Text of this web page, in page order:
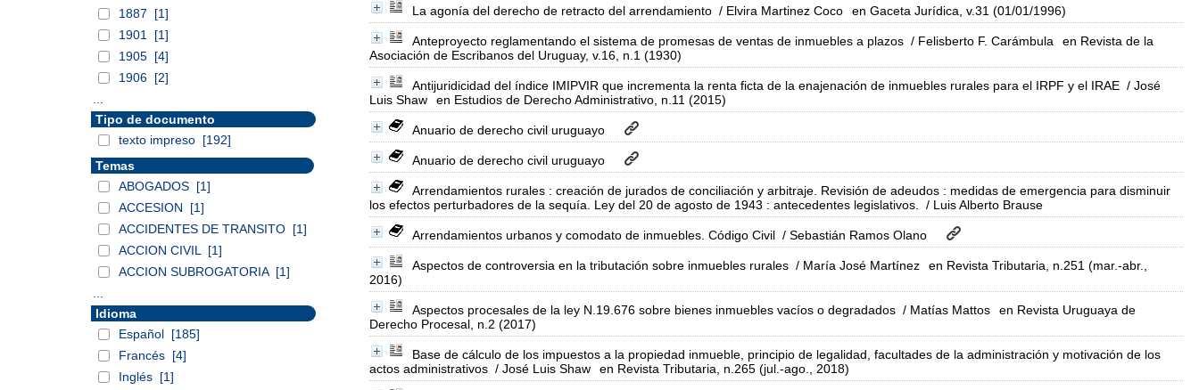
La agonía del derecho de retracto del arrendamiento / Elvira Martinez Coco en Gaceta Jurídica, v.31 (01/01/1996)
Anteproyecto reglamentando el sistema de promesas de ventas de inmuebles a plazos / Felisberto F. Carámbula
en Revista de la
Asociación de Escribanos del Uruguay, v.16, n.1 (1930)
Antijuridicidad del índice IMIPVIR que incrementa la renta ficta de la enajenación de inmuebles rurales para el IRPF y el IRAE / José
Luis Shaw
en Estudios de Derecho Administrativo, n.11 (2015)
Anuario de derecho civil uruguayo
Anuario de derecho civil uruguayo
Arrendamientos rurales : creación de jurados de conciliación y arbitraje. Revisión de adeudos : medidas de emergencia para disminuir
los efectos perturbadores de la sequía. Ley del 20 de agosto de 1943 : antecedentes legislativos.
/ Luis Alberto Brause
Arrendamientos urbanos y comodato de inmuebles. Código Civil / Sebastián Ramos Olano
Aspectos de controversia en la tributación sobre inmuebles rurales / María José Martínez
en Revista Tributaria, n.251 (mar.-abr.,
2016)
Aspectos procesales de la ley N.19.676 sobre bienes inmuebles vacíos o degradados / Matías Mattos
en Revista Uruguaya de
Derecho Procesal, n.2 (2017)
Base de cálculo de los impuestos a la propiedad inmueble, principio de legalidad, facultades de la administración y motivación de los
actos administrativos / José Luis Shaw en Revista Tributaria, n.265 (jul.-ago., 2018)
1887
[1]
1901
[1]
1905 [4]
1906 [2]
Tipo de documento
texto impreso [192]
Temas
ABOGADOS [1]
ACCESION
[1]
ACCIDENTES DE TRANSITO [1]
ACCION CIVIL
[1]
ACCION SUBROGATORIA [1]
Idioma
Español [185]
Francés [4]
Inglés [1]